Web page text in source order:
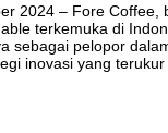
2024 – Fore Coffee,
terkemuka di
sebagai pelopor
inovasi yang